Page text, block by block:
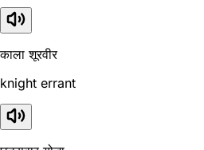
काला शूरवीर
knight errant